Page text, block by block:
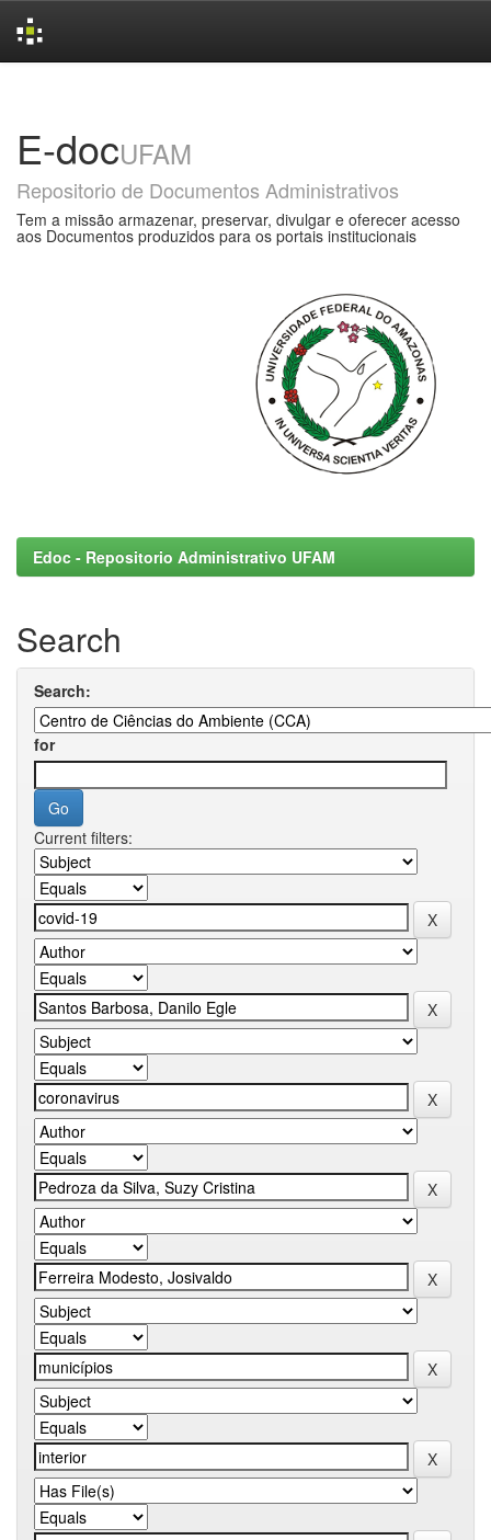
E-docUFAM
Repositorio de Documentos Administrativos
Tem a missão armazenar, preservar, divulgar e oferecer acesso
aos Documentos produzidos para os portais institucionais
Edoc - Repositorio Administrativo UFAM
Search
Search:
for
Current filters: